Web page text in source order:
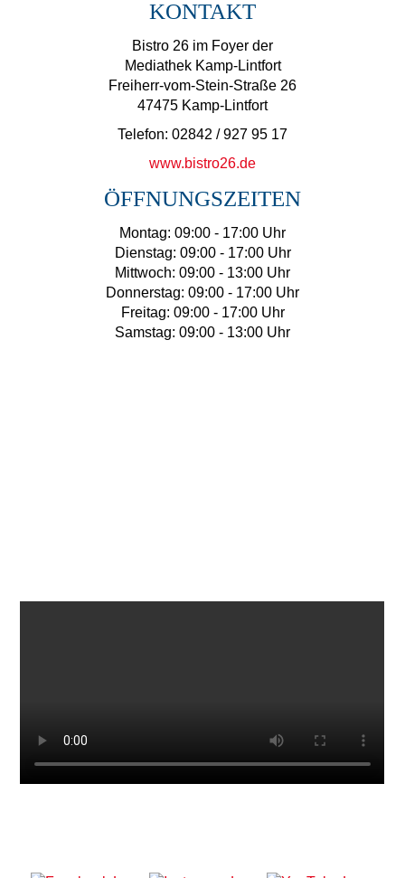
KONTAKT
Bistro 26 im Foyer der
Mediathek Kamp-Lintfort
Freiherr-vom-Stein-Straße 26
47475 Kamp-Lintfort
Telefon: 02842 / 927 95 17
www.bistro26.de
ÖFFNUNGSZEITEN
Montag: 09:00 - 17:00 Uhr
Dienstag: 09:00 - 17:00 Uhr
Mittwoch: 09:00 - 13:00 Uhr
Donnerstag: 09:00 - 17:00 Uhr
Freitag: 09:00 - 17:00 Uhr
Samstag: 09:00 - 13:00 Uhr